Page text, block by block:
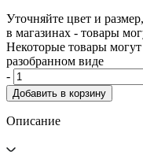
Уточняйте цвет и
в магазинах - товары
Некоторые товары могут
разобранном виде
-
Добавить в корзину
Описание